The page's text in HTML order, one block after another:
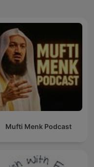
Mufti Menk Podcast